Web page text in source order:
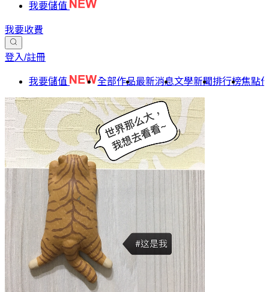
我要儲值
我要收費
登入/註冊
我要儲值 全部作品最新消息文學新聞排行榜焦點